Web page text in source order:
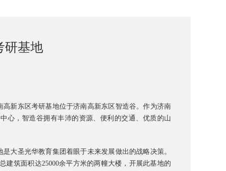
研基地
高新东区考研基地位于济南高新东区智造谷。作为济南
心， 智造谷拥 有丰沛的资源、便利的交通、优质的山
大圣光华教育集团着眼于未来发展做出的战略决策。
总建筑面积达25000余平方米的两幢大楼，开展此基地的